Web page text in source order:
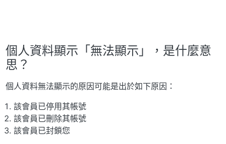
個人資料顯示「無法顯示」，是什麼意
思？
個人資料無法顯示的原因可能是出於如下原因：
該會員已停用其帳號
該會員已刪除其帳號
該會員已封鎖您